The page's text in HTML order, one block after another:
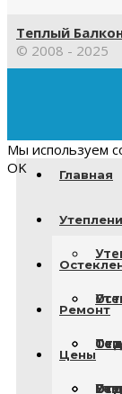
Теплый
© 2008 - 2025
Главная
Ремонт
Цены
Мы используем
OK